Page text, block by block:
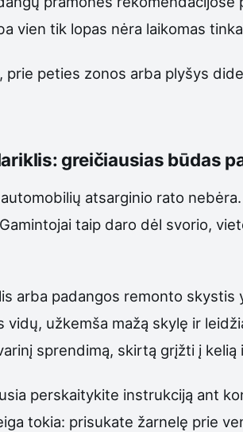
vien tik lopas nėra laikomas
prie peties zonos arba plyšys
greičiausias būdas
atsarginio rato
taip daro dėl svorio,
arba padangos remonto
vidų, užkemša mažą skylę ir
sprendimą, skirtą grįžti į
perskaitykite instrukciją ant
tokia: prisukate žarnelę prie